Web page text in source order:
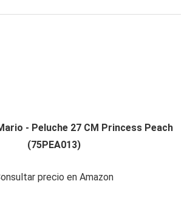
- Peluche 27 CM Princess Peach
(75PEA013)
precio en Amazon